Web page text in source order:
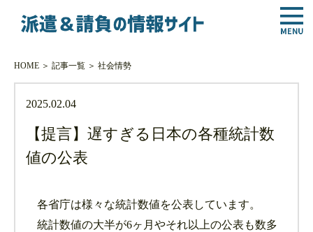
HOME＞ 記事一覧＞ 社会情勢
2025.02.04
【提言】遅すぎる日本の各種統計数
値の公表
各省庁は様々な統計数値を公表しています。
統計数値の大半が6ヶ月やそれ以上の公表も数多